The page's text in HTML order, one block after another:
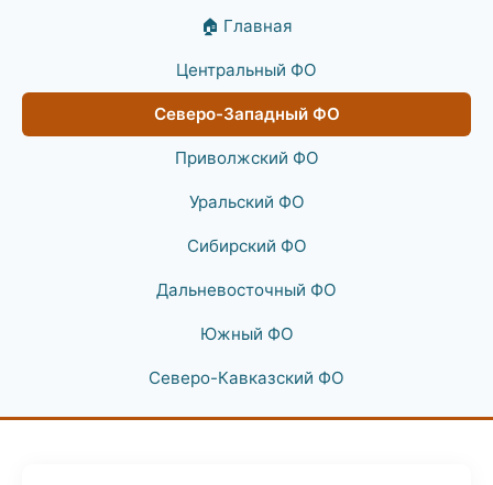
🏠 Главная
Центральный ФО
Северо-Западный ФО
Приволжский ФО
Уральский ФО
Сибирский ФО
Дальневосточный ФО
Южный ФО
Северо-Кавказский ФО